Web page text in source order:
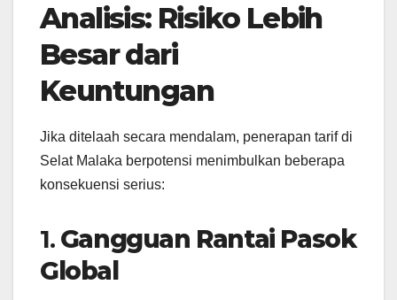
Analisis: Risiko Lebih
Besar dari
Keuntungan
Jika ditelaah secara mendalam, penerapan tarif di
Selat Malaka berpotensi menimbulkan beberapa
konsekuensi serius:
1. Gangguan Rantai Pasok
Global